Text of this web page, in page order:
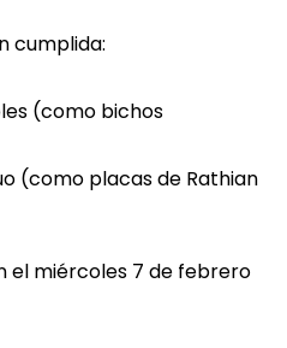
cumplida:
(como bichos
(como placas de Rathian
el miércoles 7 de febrero